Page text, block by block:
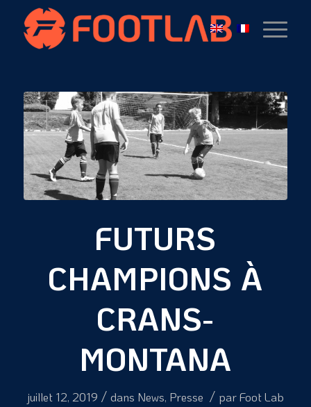
FUTURS
CHAMPIONS À
CRANS-
MONTANA
juillet 12, 2019 / dans News, Presse / parFoot Lab